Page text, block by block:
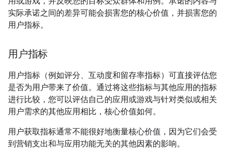
实际承诺之间的差异可能会损害您的核心价值，并损害您的
用户指标。
用户指标
用户指标（例如评分、互动度和留存率指标）可直接评估您
是否为用户带来了价值。通过将这些指标与其他应用的指标
进行比较，您可以评估自己的应用或游戏与针对类似或相关
用户需求的其他应用相比，核心价值如何。
用户获取指标通常不能很好地衡量核心价值，因为它们会受
到营销支出和与应用功能无关的其他因素的影响。